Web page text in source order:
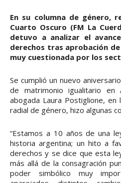
En su columna de género,
Cuarto Oscuro (FM La
detuvo a analizar el
derechos tras aprobación
muy cuestionada por los
Se cumplió un nuevo
de matrimonio igualitario en
abogada Laura Postiglione, en
radial de género, hizo algunas
“Estamos a 10 años de una
historia argentina; un hito a
derechos y se dice que esta
más allá de la consagración
poder simbólico muy